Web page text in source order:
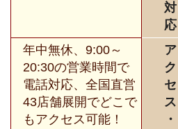
対
応
年中無休、9:00～
20:30の営業時間で
電話対応、全国直営
43店舗展開でどこで
もアクセス可能！
ア
ク
セ
ス
・